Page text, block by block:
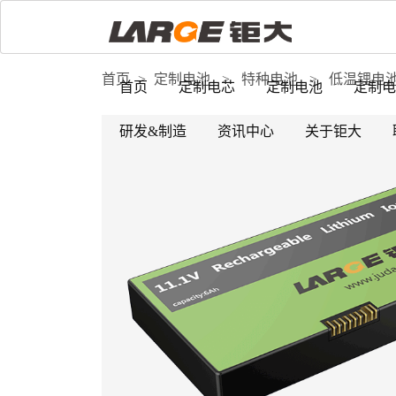
首页 定制电芯 定制电池 定制
研发&制造 资讯中心 关于钜大
首页 > 定制电池 > 特种电池 > 低温锂电